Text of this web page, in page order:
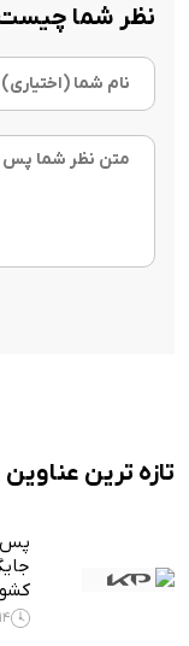
نظر شما
تازه ترین عناوین
پس
14 مرداد 1405